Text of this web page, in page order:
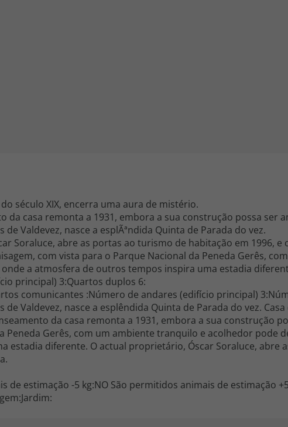
século XIX, encerra uma aura de mistério.
da casa remonta a 1931, embora a sua construção possa ser
de Valdevez, nasce a esplÃªndida Quinta de Parada do vez.
Soraluce, abre as portas ao turismo de habitação em 1996,
com vista para o Parque Nacional da Peneda Gerês,
a atmosfera de outros tempos inspira uma estadia
principal) 3:Quartos duplos 6:
comunicantes :Número de andares (edifício principal)
de Valdevez, nasce a esplêndida Quinta de Parada do vez.
da casa remonta a 1931, embora a sua construção
Peneda Gerês, com um ambiente tranquilo e acolhedor pode
estadia diferente. O actual proprietário, Óscar Soraluce, abre
de estimação -5 kg:NO São permitidos animais de estimação